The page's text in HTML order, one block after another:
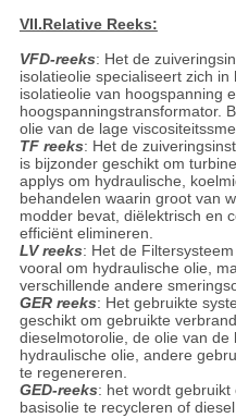
VII.Relative Reeks:
VFD-reeks: Het de
isolatieolie specialiseert zich
isolatieolie van hoogspanning
hoogspanningstransformator.
olie van de lage
TF reeks: Het de
is bijzonder geschikt om
applys om hydraulische,
behandelen waarin groot van
modder bevat, diëlektrisch en
efficiënt elimineren.
LV reeks: Het de
vooral om hydraulische olie,
verschillende andere
GER reeks: Het gebruikte
geschikt om gebruikte
dieselmotorolie, de olie van
hydraulische olie, andere
te regenereren.
GED-reeks: het wordt gebruikt
basisolie te recycleren of